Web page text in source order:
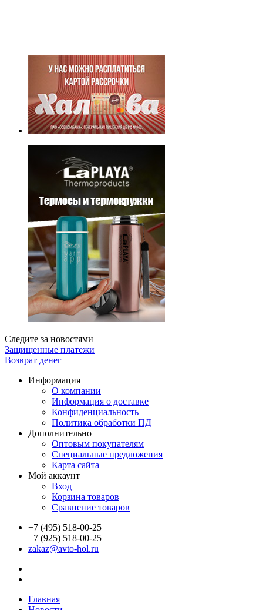
Следите за новостями
Защищенные платежи
Возврат денег
Информация
О компании
Информация о доставке
Конфиденциальность
Политика обработки ПД
Дополнительно
Оптовым покупателям
Специальные предложения
Карта сайта
Мой аккаунт
Вход
Корзина товаров
Сравнение товаров
+7 (495) 518-00-25
+7 (925) 518-00-25
zakaz@avto-hol.ru
Главная